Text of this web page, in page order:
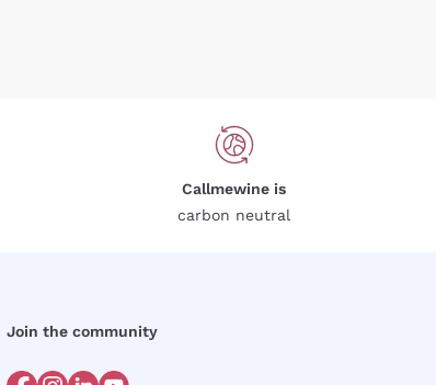
Callmewine is
carbon neutral
Join the community